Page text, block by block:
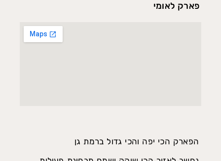
פארק לאומי
הפארק הכי יפה והכי גדול ברמת גן